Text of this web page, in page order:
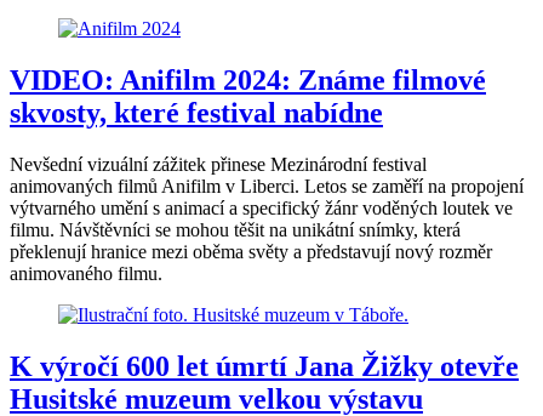
VIDEO: Anifilm 2024: Známe filmové
skvosty, které festival nabídne
Nevšední vizuální zážitek přinese Mezinárodní festival
animovaných filmů Anifilm v Liberci. Letos se zaměří na propojení
výtvarného umění s animací a specifický žánr voděných loutek ve
filmu. Návštěvníci se mohou těšit na unikátní snímky, která
překlenují hranice mezi oběma světy a představují nový rozměr
animovaného filmu.
K výročí 600 let úmrtí Jana Žižky otevře
Husitské muzeum velkou výstavu